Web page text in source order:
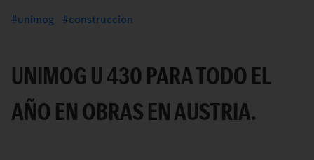
unimog construccion
UNIMOG U 430 PARA TODO EL
AÑO EN OBRAS EN AUSTRIA.